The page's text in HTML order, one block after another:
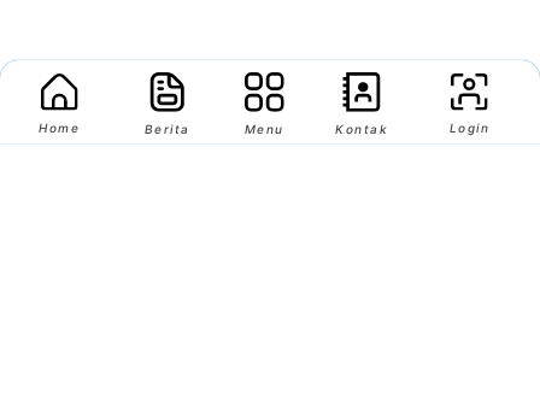
Home Berita Menu Kontak Login